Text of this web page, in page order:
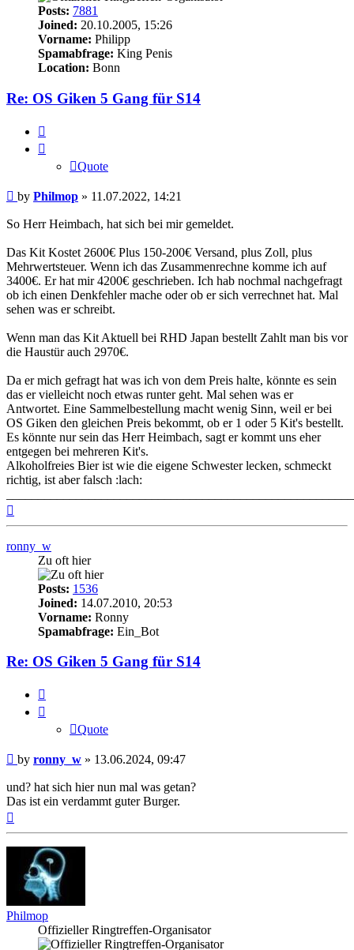
Posts: 7881
Joined: 20.10.2005, 15:26
Vorname: Philipp
Spamabfrage: King Penis
Location: Bonn
Re: OS Giken 5 Gang für S14
Quote
Post
by Philmop » 11.07.2022, 14:21
So Herr Heimbach, hat sich bei mir gemeldet.
Das Kit Kostet 2600€ Plus 150-200€ Versand, plus Zoll, plus
Mehrwertsteuer. Wenn ich das Zusammenrechne komme ich auf
3400€. Er hat mir 4200€ geschrieben. Ich hab nochmal nachgefragt
ob ich einen Denkfehler mache oder ob er sich verrechnet hat. Mal
sehen was er schreibt.
Wenn man das Kit Aktuell bei RHD Japan bestellt Zahlt man bis vor
die Haustür auch 2970€.
Da er mich gefragt hat was ich von dem Preis halte, könnte es sein
das er vielleicht noch etwas runter geht. Mal sehen was er
Antwortet. Eine Sammelbestellung macht wenig Sinn, weil er bei
OS Giken den gleichen Preis bekommt, ob er 1 oder 5 Kit's bestellt.
Es könnte nur sein das Herr Heimbach, sagt er kommt uns eher
entgegen bei mehreren Kit's.
Alkoholfreies Bier ist wie die eigene Schwester lecken, schmeckt
richtig, ist aber falsch :lach:
ronny_w
Zu oft hier
Posts: 1536
Joined: 14.07.2010, 20:53
Vorname: Ronny
Spamabfrage: Ein_Bot
Re: OS Giken 5 Gang für S14
Quote
Post
by ronny_w » 13.06.2024, 09:47
und? hat sich hier nun mal was getan?
Das ist ein verdammt guter Burger.
Philmop
Offizieller Ringtreffen-Organisator